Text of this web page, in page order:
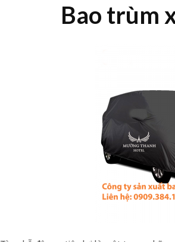
Bao trùm